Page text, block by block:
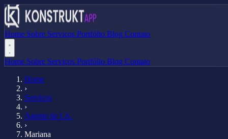
Home Sobre Serviços Portfólio Blog Contato
Home Sobre Serviços Portfólio Blog Contato
Home
›
Serviços
›
Agente de I.A.
›
Mariana